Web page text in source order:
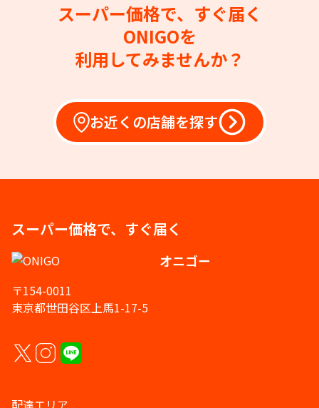
スーパー価格で、すぐ届く
ONIGOを
利用してみませんか？
お近くの店舗を探す
スーパー価格で、すぐ届く
オニゴー
〒154-0011
東京都世田谷区上馬1-17-5